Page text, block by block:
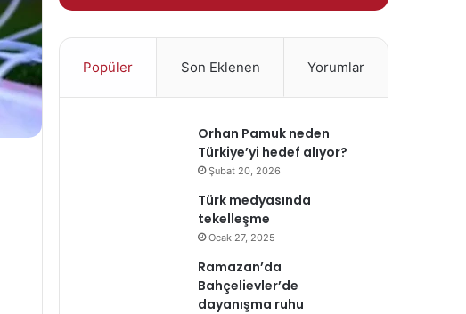
Popüler Son Eklenen Yorumlar
Orhan Pamuk neden
Türkiye’yi hedef alıyor?
Şubat 20, 2026
Türk medyasında
tekelleşme
Ocak 27, 2025
Ramazan’da
Bahçelievler’de
dayanışma ruhu